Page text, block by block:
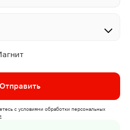
Отправить
с условиями обработки персональных